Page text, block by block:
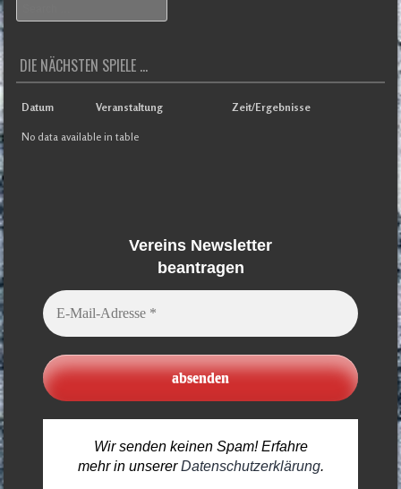
DIE NÄCHSTEN SPIELE ...
Datum Veranstaltung Zeit/Ergebnisse
No data available in table
Vereins Newsletter
beantragen
Wir senden keinen Spam! Erfahre
mehr in unsererDatenschutzerklärung.